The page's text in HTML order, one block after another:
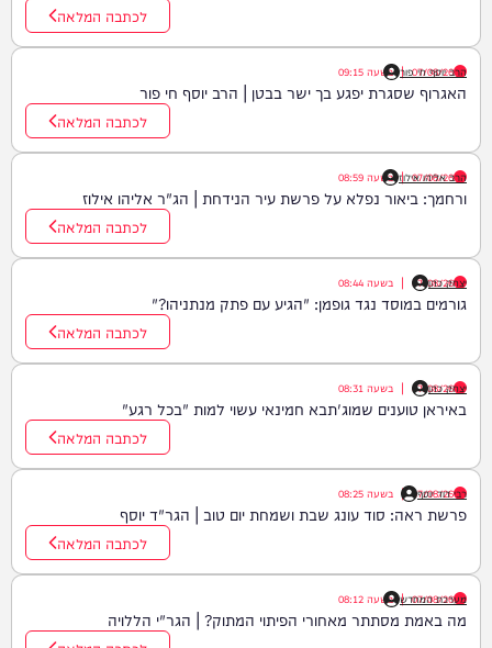
לכתבה המלאה
הרב יוסף חי פור
07/08/26
| בשעה 09:15
האגרוף שסגרת יפגע בך ישר בבטן | הרב יוסף חי פור
לכתבה המלאה
הרב אליהו אילוז
07/08/26
| בשעה 08:59
ורחמך: ביאור נפלא על פרשת עיר הנידחת | הג"ר אליהו אילוז
לכתבה המלאה
יצחק כהן
07/08/26
| בשעה 08:44
גורמים במוסד נגד גופמן: "הגיע עם פתק מנתניהו?"
לכתבה המלאה
יצחק כהן
07/08/26
| בשעה 08:31
באיראן טוענים שמוג'תבא חמינאי עשוי למות "בכל רגע"
לכתבה המלאה
רבי דוד יוסף
07/08/26
| בשעה 08:25
פרשת ראה: סוד עונג שבת ושמחת יום טוב | הגר"ד יוסף
לכתבה המלאה
מערכת המחדש
07/08/26
| בשעה 08:12
מה באמת מסתתר מאחורי הפיתוי המתוק? | הגר"י הללויה